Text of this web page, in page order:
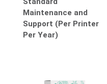
Maintenance and
Support (Per Printer
Per Year)